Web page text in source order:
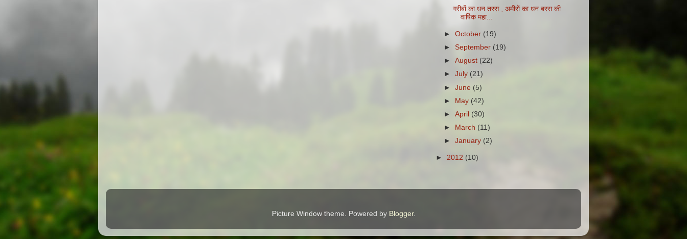
गरीबों का धन तरस , अमीरों का धन बरस की
वार्षिक महा...
►October (19)
►September (19)
►August (22)
►July (21)
►June (5)
► May (42)
►April (30)
►
March (11)
►January (2)
► 2012 (10)
Picture Window theme. Powered by Blogger.